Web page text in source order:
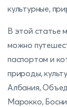
культурные,
В этой статье
можно
паспортом и
природы,
Албания,
Марокко,